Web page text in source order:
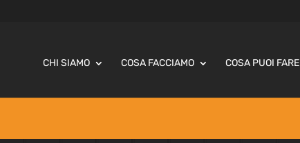
CHI SIAMO COSA FACCIAMO COSA PUOI FARE